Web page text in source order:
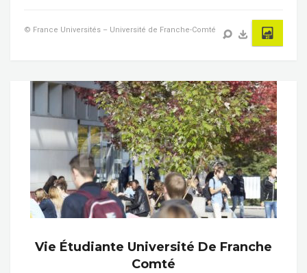
© France Universités – Université de Franche-Comté
Vie Étudiante Université De Franche
Comté